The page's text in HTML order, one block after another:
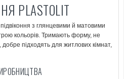
PLASTOLIT
з глянцевими й матовими
кольорів. Тримають форму, не
добре підходять для житлових кімнат,